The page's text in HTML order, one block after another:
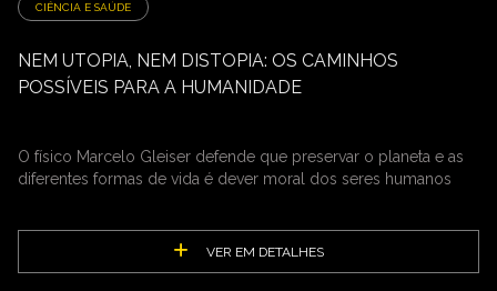
CIÊNCIA E SAÚDE
NEM UTOPIA, NEM DISTOPIA: OS CAMINHOS
POSSÍVEIS PARA A HUMANIDADE
O físico Marcelo Gleiser defende que preservar o planeta e as
diferentes formas de vida é dever moral dos seres humanos
VER EM DETALHES